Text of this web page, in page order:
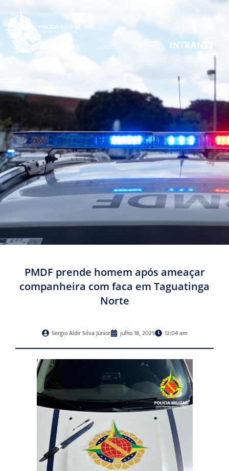
INTRANET
PMDF prende homem após ameaçar
companheira com faca em Taguatinga
Norte
Sergio Aldir Silva Júnior julho 18, 2025 12:04 am